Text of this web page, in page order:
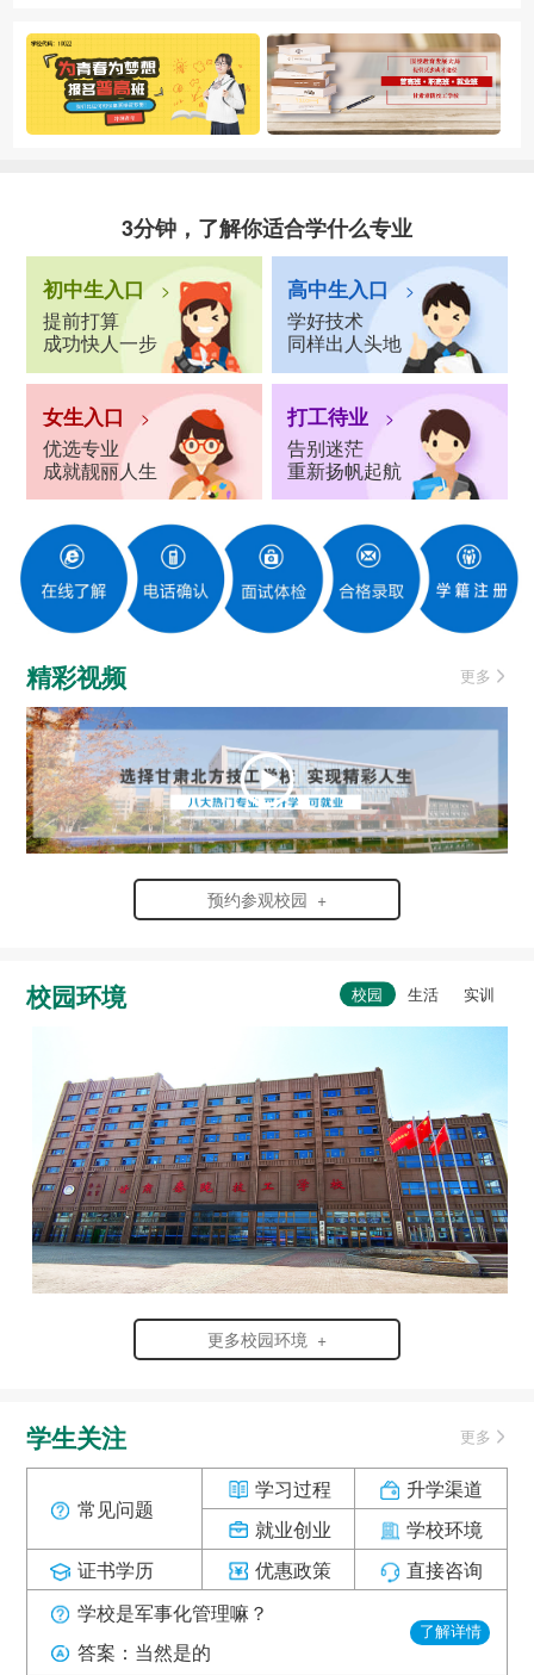
3分钟，了解你适合学什么专业
初中生入口 >
提前打算
成功快人一步
高中生入口 >
学好技术
同样出人头地
女生入口 >
优选专业
成就靓丽人生
打工待业 >
告别迷茫
重新扬帆起航
精彩视频 更多
预约参观校园 +
校园环境
更多校园环境 +
学生关注 更多
常见问题
学习过程
就业创业
升学渠道
学校环境
证书学历
优惠政策
直接咨询
学校是军事化管理嘛？
答案：当然是的
了解详情